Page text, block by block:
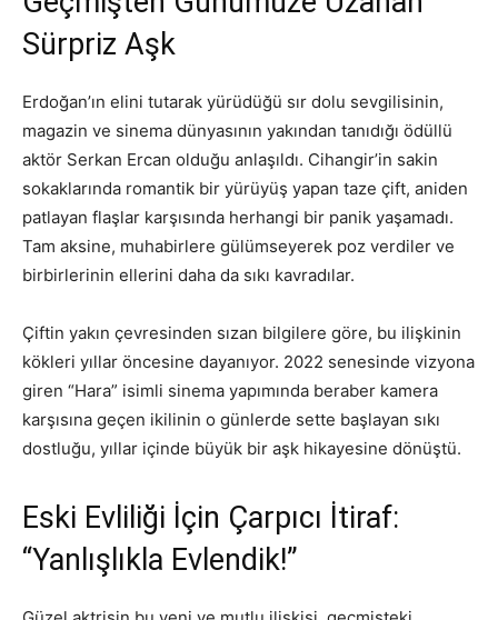
Sürpriz Aşk
Erdoğan’ın elini tutarak yürüdüğü sır dolu sevgilisinin,
magazin ve sinema dünyasının yakından tanıdığı ödüllü
aktör Serkan Ercan olduğu anlaşıldı. Cihangir’in sakin
sokaklarında romantik bir yürüyüş yapan taze çift, aniden
patlayan flaşlar karşısında herhangi bir panik yaşamadı.
Tam aksine, muhabirlere gülümseyerek poz verdiler ve
birbirlerinin ellerini daha da sıkı kavradılar.
Çiftin yakın çevresinden sızan bilgilere göre, bu ilişkinin
kökleri yıllar öncesine dayanıyor. 2022 senesinde vizyona
giren “Hara” isimli sinema yapımında beraber kamera
karşısına geçen ikilinin o günlerde sette başlayan sıkı
dostluğu, yıllar içinde büyük bir aşk hikayesine dönüştü.
Eski Evliliği İçin Çarpıcı İtiraf:
“Yanlışlıkla Evlendik!”